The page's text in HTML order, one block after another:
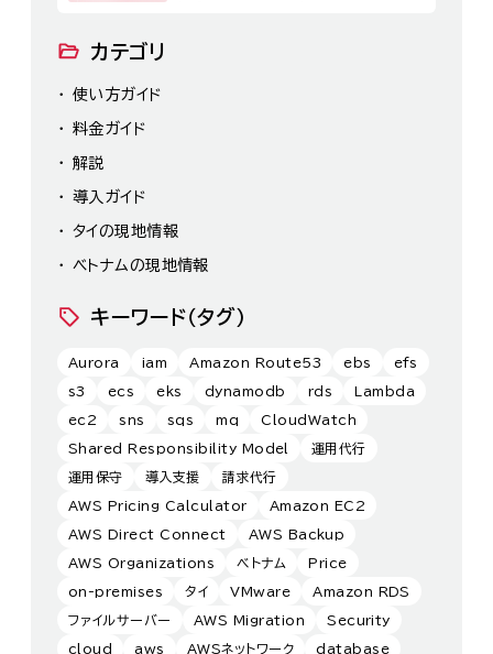
カテゴリ
使い方ガイド
料金ガイド
解説
導入ガイド
タイの現地情報
ベトナムの現地情報
キーワード（タグ）
Aurora iam Amazon Route53 ebs efs
s3 ecs eks dynamodb rds Lambda
ec2 sns sqs mq CloudWatch
Shared Responsibility Model 運用代行
運用保守 導入支援 請求代行
AWS Pricing Calculator Amazon EC2
AWS Direct Connect AWS Backup
AWS Organizations ベトナム Price
on-premises タイ VMware Amazon RDS
ファイルサーバー AWS Migration Security
cloud aws AWSネットワーク database